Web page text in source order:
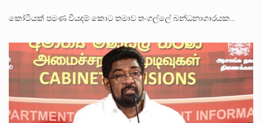
කෝටියක් පමණ වියදම් කොට තමාව තංගල්ලේ බන්ධනාගාරයක…